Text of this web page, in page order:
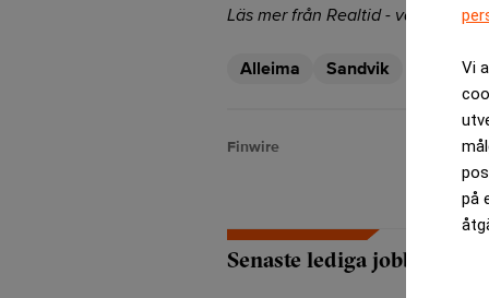
Vi
på
Läs mer från Realtid - vårt
Alleima Sandvik
Finwire
Senaste lediga jobben